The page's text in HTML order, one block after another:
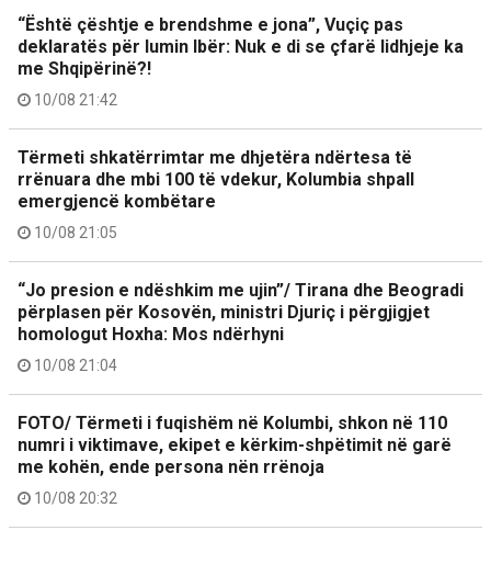
“Është çështje e brendshme e jona”, Vuçiç pas
deklaratës për lumin Ibër: Nuk e di se çfarë lidhjeje ka
me Shqipërinë?!
10/08 21:42
Tërmeti shkatërrimtar me dhjetëra ndërtesa të
rrënuara dhe mbi 100 të vdekur, Kolumbia shpall
emergjencë kombëtare
10/08 21:05
“Jo presion e ndëshkim me ujin”/ Tirana dhe Beogradi
përplasen për Kosovën, ministri Djuriç i përgjigjet
homologut Hoxha: Mos ndërhyni
10/08 21:04
FOTO/ Tërmeti i fuqishëm në Kolumbi, shkon në 110
numri i viktimave, ekipet e kërkim-shpëtimit në garë
me kohën, ende persona nën rrënoja
10/08 20:32